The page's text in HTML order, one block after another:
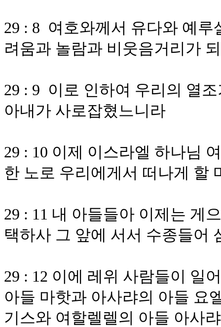
29 : 8 여호와께서 유다와 예
려움과 놀람과 비웃음거리가
29 : 9 이로 인하여 우리의 열
아내가 사로잡혔느니라
29 : 10 이제 이스라엘 하나님
한 노로 우리에게서 떠나게 할
29 : 11 내 아들들아 이제는 게
택하사 그 앞에 서서 수종들어
29 : 12 이에 레위 사람들이 일
아들 마핫과 아사랴의 아들 요
기스와 여할렐렐의 아들 아사